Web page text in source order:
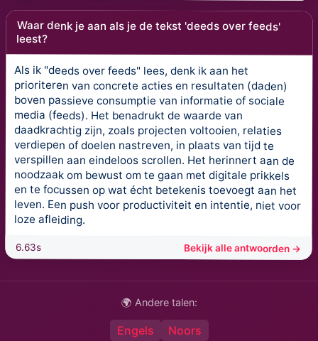
Waar denk je aan als je de tekst 'deeds over feeds'
leest?
Als ik "deeds over feeds" lees, denk ik aan het
prioriteren van concrete acties en resultaten (daden)
boven passieve consumptie van informatie of sociale
media (feeds). Het benadrukt de waarde van
daadkrachtig zijn, zoals projecten voltooien, relaties
verdiepen of doelen nastreven, in plaats van tijd te
verspillen aan eindeloos scrollen. Het herinnert aan de
noodzaak om bewust om te gaan met digitale prikkels
en te focussen op wat écht betekenis toevoegt aan het
leven. Een push voor productiviteit en intentie, niet voor
loze afleiding.
6.63s Bekijk alle antwoorden →
🌍 Andere talen:
Engels Noors